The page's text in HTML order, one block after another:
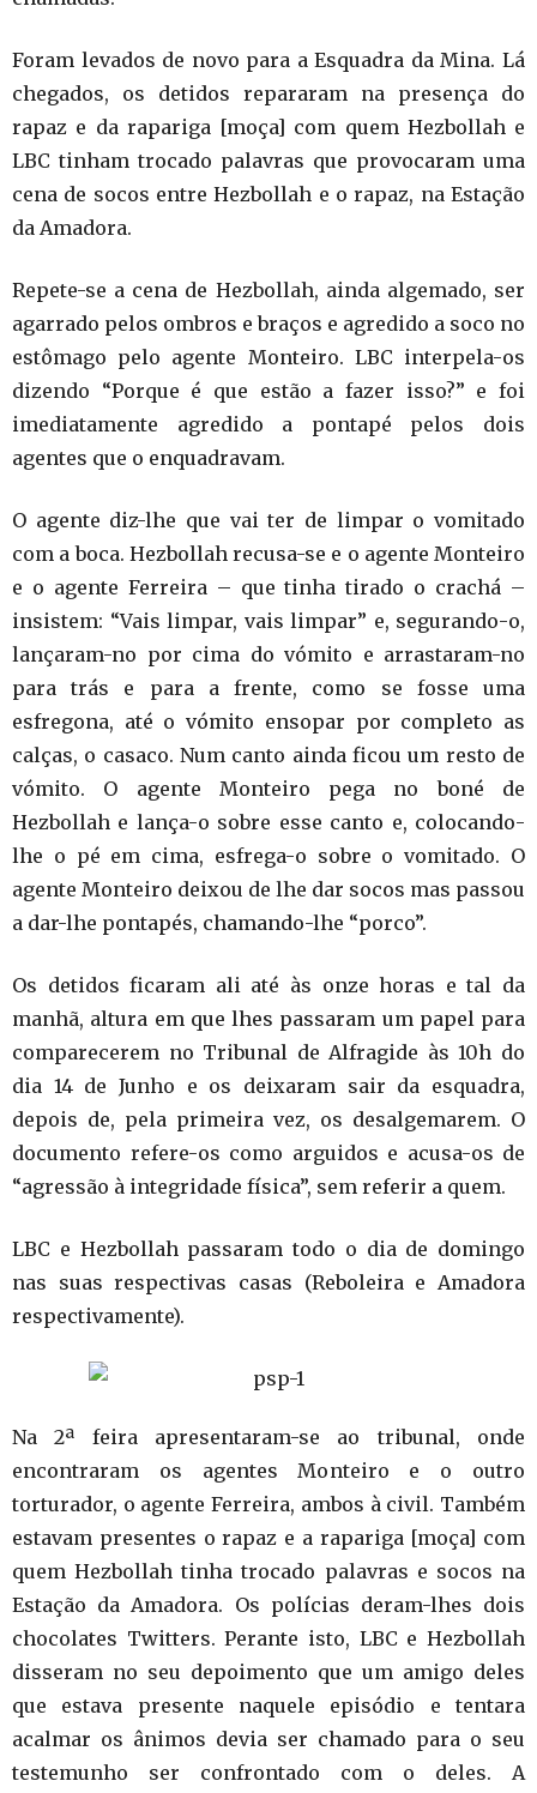
Foram levados de novo para a Esquadra da Mina. Lá
chegados, os detidos repararam na presença do
rapaz e da rapariga [moça] com quem Hezbollah e
LBC tinham trocado palavras que provocaram uma
cena de socos entre Hezbollah e o rapaz, na Estação
da Amadora.
Repete-se a cena de Hezbollah, ainda algemado, ser
agarrado pelos ombros e braços e agredido a soco no
estômago pelo agente Monteiro. LBC interpela-os
dizendo “Porque é que estão a fazer isso?” e foi
imediatamente agredido a pontapé pelos dois
agentes que o enquadravam.
O agente diz-lhe que vai ter de limpar o vomitado
com a boca. Hezbollah recusa-se e o agente Monteiro
e o agente Ferreira – que tinha tirado o crachá –
insistem: “Vais limpar, vais limpar” e, segurando-o,
lançaram-no por cima do vómito e arrastaram-no
para trás e para a frente, como se fosse uma
esfregona, até o vómito ensopar por completo as
calças, o casaco. Num canto ainda ficou um resto de
vómito. O agente Monteiro pega no boné de
Hezbollah e lança-o sobre esse canto e, colocando-
lhe o pé em cima, esfrega-o sobre o vomitado. O
agente Monteiro deixou de lhe dar socos mas passou
a dar-lhe pontapés, chamando-lhe “porco”.
Os detidos ficaram ali até às onze horas e tal da
manhã, altura em que lhes passaram um papel para
comparecerem no Tribunal de Alfragide às 10h do
dia 14 de Junho e os deixaram sair da esquadra,
depois de, pela primeira vez, os desalgemarem. O
documento refere-os como arguidos e acusa-os de
“agressão à integridade física”, sem referir a quem.
LBC e Hezbollah passaram todo o dia de domingo
nas suas respectivas casas (Reboleira e Amadora
respectivamente).
Na 2ª feira apresentaram-se ao tribunal, onde
encontraram os agentes Monteiro e o outro
torturador, o agente Ferreira, ambos à civil. Também
estavam presentes o rapaz e a rapariga [moça] com
quem Hezbollah tinha trocado palavras e socos na
Estação da Amadora. Os polícias deram-lhes dois
chocolates Twitters. Perante isto, LBC e Hezbollah
disseram no seu depoimento que um amigo deles
que estava presente naquele episódio e tentara
acalmar os ânimos devia ser chamado para o seu
testemunho ser confrontado com o deles. A